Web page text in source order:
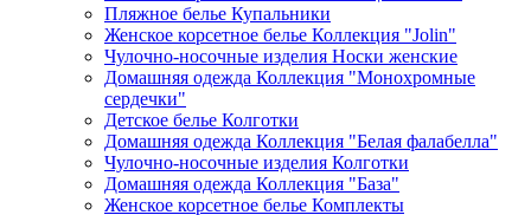
Пляжное белье Купальники
Женское корсетное белье Коллекция "Jolin"
Чулочно-носочные изделия Носки женские
Домашняя одежда Коллекция "Монохромные
сердечки"
Детское белье Колготки
Домашняя одежда Коллекция "Белая фалабелла"
Чулочно-носочные изделия Колготки
Домашняя одежда Коллекция "База"
Женское корсетное белье Комплекты